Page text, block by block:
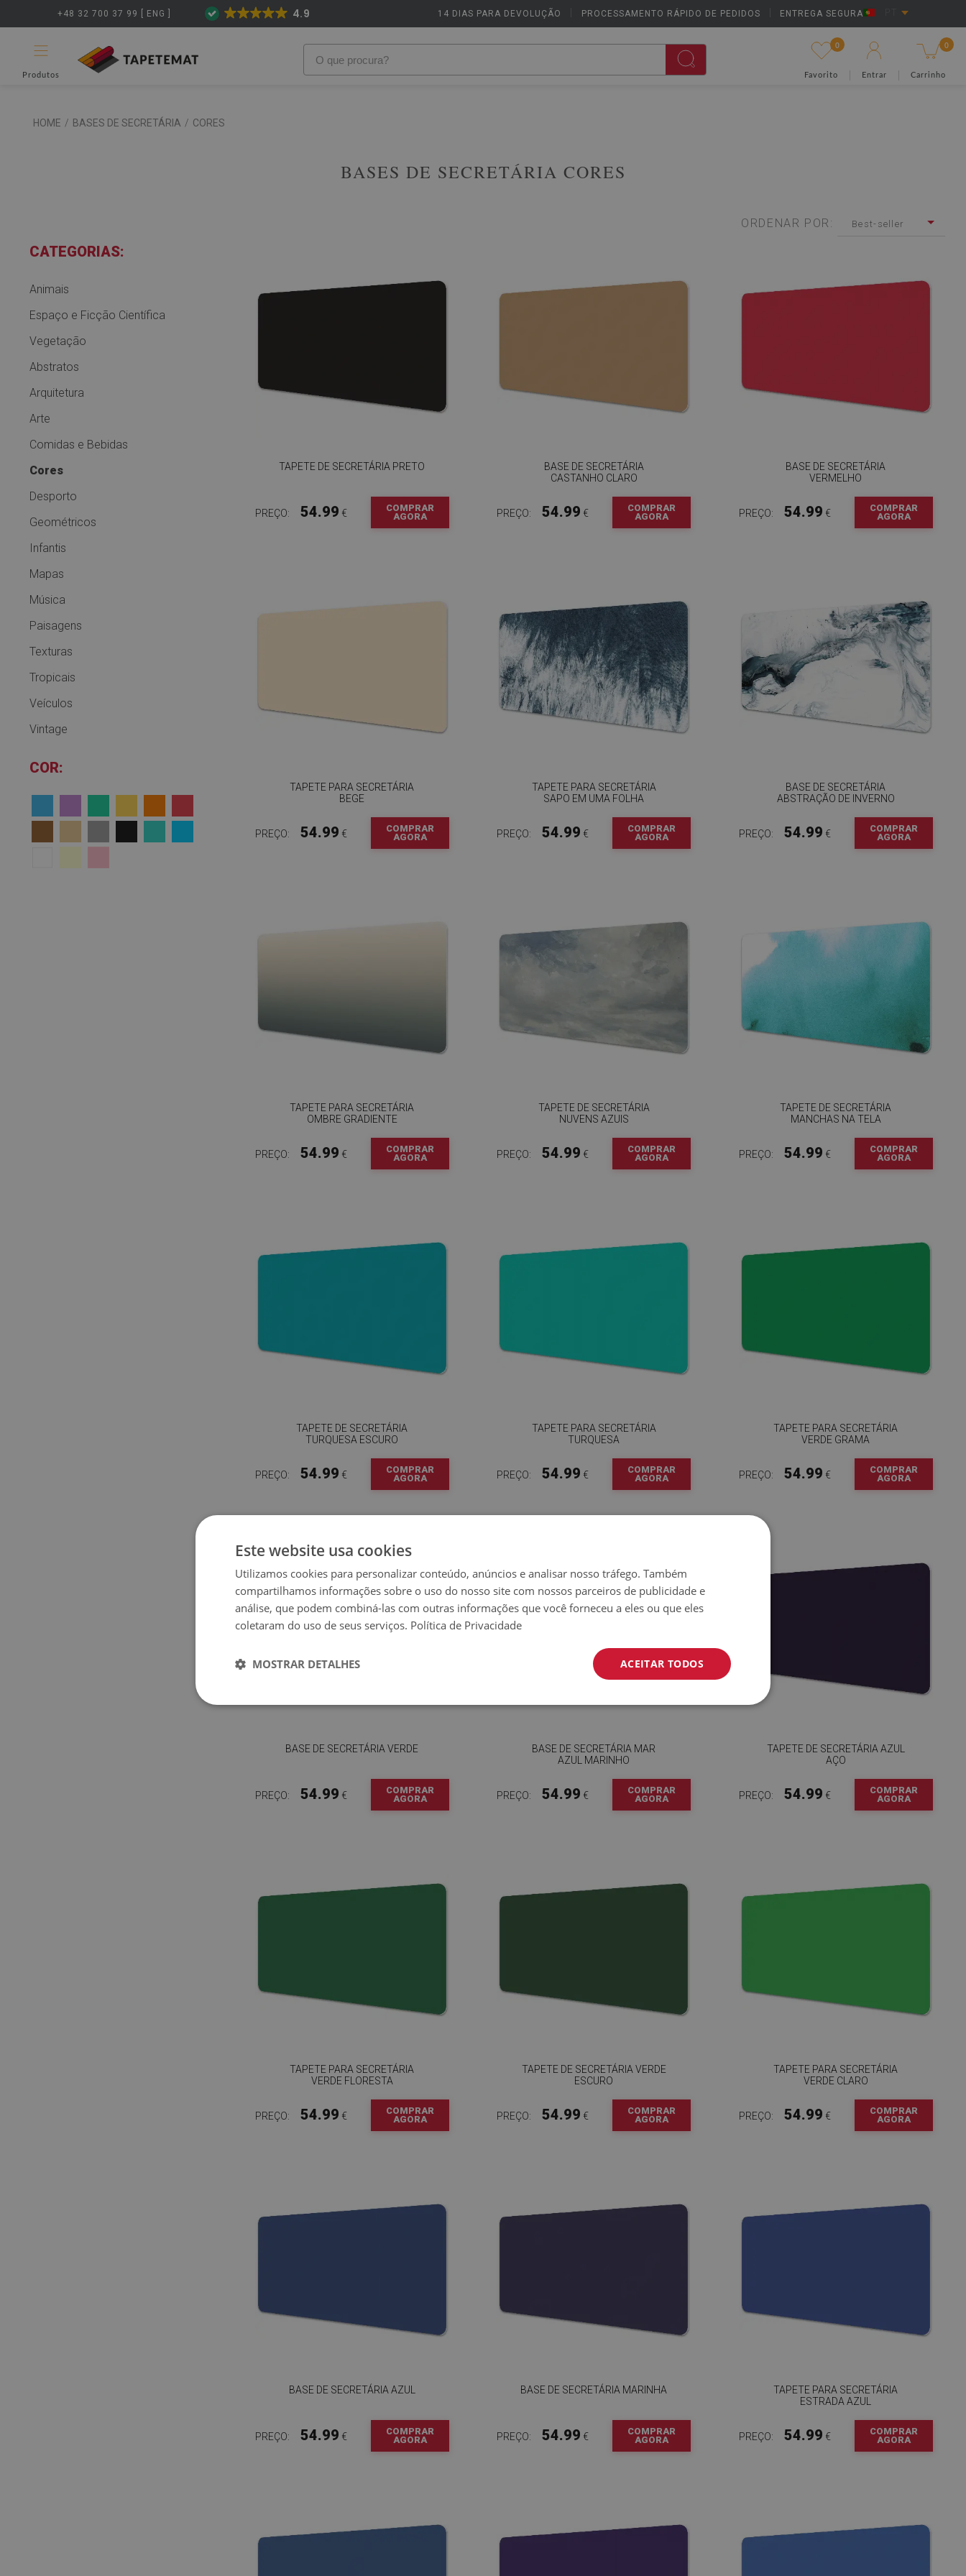
+48 32 700 37 99 [ ENG ] 14 DIAS PARA DEVOLUÇÃO PROCESSAMENTO RÁPIDO DE PEDIDOS ENTREGA SEGURA
4.9
Produtos
0
Favorito Entrar
0
Carrinho
HOME / BASES DE SECRETÁRIA / CORES
BASES DE SECRETÁRIA CORES
ORDENAR POR: Best-seller
CATEGORIAS:
Animais
Espaço e Ficção Científica
Vegetação
Abstratos
Arquitetura
Arte
Comidas e Bebidas
Cores
Desporto
Geométricos
Infantis
Mapas
Música
Paisagens
Texturas
Tropicais
Veículos
Vintage
COR:
TAPETE DE SECRETÁRIA PRETO
PREÇO: 54.99 €
COMPRAR
AGORA
BASE DE SECRETÁRIA
CASTANHO CLARO
PREÇO: 54.99 €
COMPRAR
AGORA
BASE DE SECRETÁRIA
VERMELHO
PREÇO: 54.99 €
COMPRAR
AGORA
TAPETE PARA SECRETÁRIA
BEGE
PREÇO: 54.99 €
COMPRAR
AGORA
TAPETE PARA SECRETÁRIA
SAPO EM UMA FOLHA
PREÇO: 54.99 €
COMPRAR
AGORA
BASE DE SECRETÁRIA
ABSTRAÇÃO DE INVERNO
PREÇO: 54.99 €
COMPRAR
AGORA
TAPETE PARA SECRETÁRIA
OMBRE GRADIENTE
PREÇO: 54.99 €
COMPRAR
AGORA
TAPETE DE SECRETÁRIA
NUVENS AZUIS
PREÇO: 54.99 €
COMPRAR
AGORA
TAPETE DE SECRETÁRIA
MANCHAS NA TELA
PREÇO: 54.99 €
COMPRAR
AGORA
TAPETE DE SECRETÁRIA
TURQUESA ESCURO
PREÇO: 54.99 €
COMPRAR
AGORA
TAPETE PARA SECRETÁRIA
TURQUESA
PREÇO: 54.99 €
COMPRAR
AGORA
TAPETE PARA SECRETÁRIA
VERDE GRAMA
PREÇO: 54.99 €
COMPRAR
AGORA
BASE DE SECRETÁRIA VERDE
PREÇO: 54.99 €
COMPRAR
AGORA
BASE DE SECRETÁRIA MAR
AZUL MARINHO
PREÇO: 54.99 €
COMPRAR
AGORA
TAPETE DE SECRETÁRIA AZUL
AÇO
PREÇO: 54.99 €
COMPRAR
AGORA
TAPETE PARA SECRETÁRIA
VERDE FLORESTA
PREÇO: 54.99 €
COMPRAR
AGORA
TAPETE DE SECRETÁRIA VERDE
ESCURO
PREÇO: 54.99 €
COMPRAR
AGORA
TAPETE PARA SECRETÁRIA
VERDE CLARO
PREÇO: 54.99 €
COMPRAR
AGORA
BASE DE SECRETÁRIA AZUL
PREÇO: 54.99 €
COMPRAR
AGORA
BASE DE SECRETÁRIA MARINHA
PREÇO: 54.99 €
COMPRAR
AGORA
TAPETE PARA SECRETÁRIA
ESTRADA AZUL
PREÇO: 54.99 €
COMPRAR
AGORA
Este website usa cookies
Utilizamos cookies para personalizar conteúdo, anúncios e analisar nosso tráfego. Também
compartilhamos informações sobre o uso do nosso site com nossos parceiros de publicidade e
análise, que podem combiná-las com outras informações que você forneceu a eles ou que eles
coletaram do uso de seus serviços. Política de Privacidade
ACEITAR TODOS
MOSTRAR DETALHES